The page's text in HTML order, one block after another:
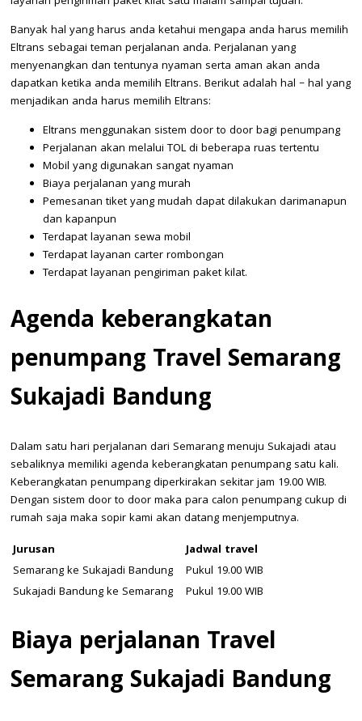
Banyak hal yang harus anda ketahui mengapa anda harus memilih
Eltrans sebagai teman perjalanan anda. Perjalanan yang
menyenangkan dan tentunya nyaman serta aman akan anda
dapatkan ketika anda memilih Eltrans. Berikut adalah hal – hal yang
menjadikan anda harus memilih Eltrans:
Eltrans menggunakan sistem door to door bagi penumpang
Perjalanan akan melalui TOL di beberapa ruas tertentu
Mobil yang digunakan sangat nyaman
Biaya perjalanan yang murah
Pemesanan tiket yang mudah dapat dilakukan darimanapun
dan kapanpun
Terdapat layanan sewa mobil
Terdapat layanan carter rombongan
Terdapat layanan pengiriman paket kilat.
Agenda keberangkatan
penumpang Travel Semarang
Sukajadi Bandung
Dalam satu hari perjalanan dari Semarang menuju Sukajadi atau
sebaliknya memiliki agenda keberangkatan penumpang satu kali.
Keberangkatan penumpang diperkirakan sekitar jam 19.00 WIB.
Dengan sistem door to door maka para calon penumpang cukup di
rumah saja maka sopir kami akan datang menjemputnya.
Jurusan
Jadwal travel
Semarang ke Sukajadi Bandung
Pukul 19.00 WIB
Sukajadi Bandung ke Semarang
Pukul 19.00 WIB
Biaya perjalanan Travel
Semarang Sukajadi Bandung